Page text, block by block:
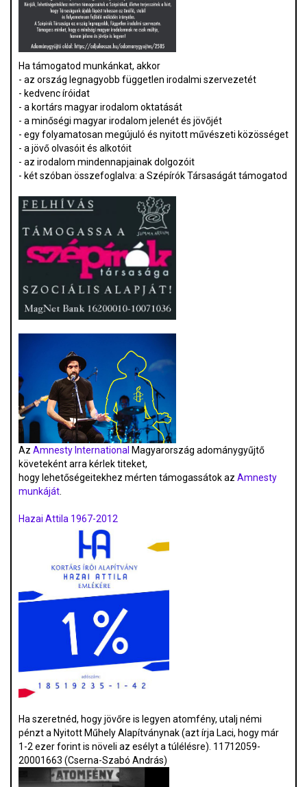
Ha támogatod munkánkat, akkor
- az ország legnagyobb független irodalmi szervezetét
- kedvenc íróidat
- a kortárs magyar irodalom oktatását
- a minőségi magyar irodalom jelenét és jövőjét
- egy folyamatosan megújuló és nyitott művészeti közösséget
- a jövő olvasóit és alkotóit
- az irodalom mindennapjainak dolgozóit
- két szóban összefoglalva: a Szépírók Társaságát támogatod
Az Amnesty International Magyarország adománygyűjtő
követeként arra kérlek titeket,
hogy lehetőségeitekhez mérten támogassátok az Amnesty
munkáját
Hazai Attila 1967-2012
Ha szeretnéd, hogy jövőre is legyen atomfény, utalj némi
pénzt a Nyitott Műhely Alapítványnak (azt írja Laci, hogy már
1-2 ezer forint is növeli az esélyt a túlélésre). 11712059-
20001663 (Cserna-Szabó András)